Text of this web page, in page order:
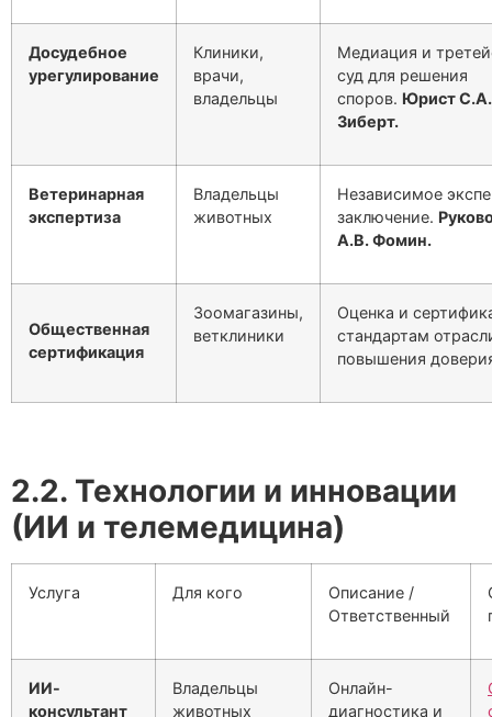
Досудебное
урегулирование
Клиники,
врачи,
владельцы
Медиация и
суд для решения
споров. Юрист С.А.
Зиберт.
Ветеринарная
экспертиза
Владельцы
животных
Независимое
заключение.
А.В. Фомин.
Общественная
сертификация
Зоомагазины,
ветклиники
Оценка и
стандартам
повышения
2.2. Технологии и инновации
(ИИ и телемедицина)
Услуга Для кого
Описание /
Ответственный
ИИ-
консультант
Владельцы
животных
Онлайн-
диагностика и